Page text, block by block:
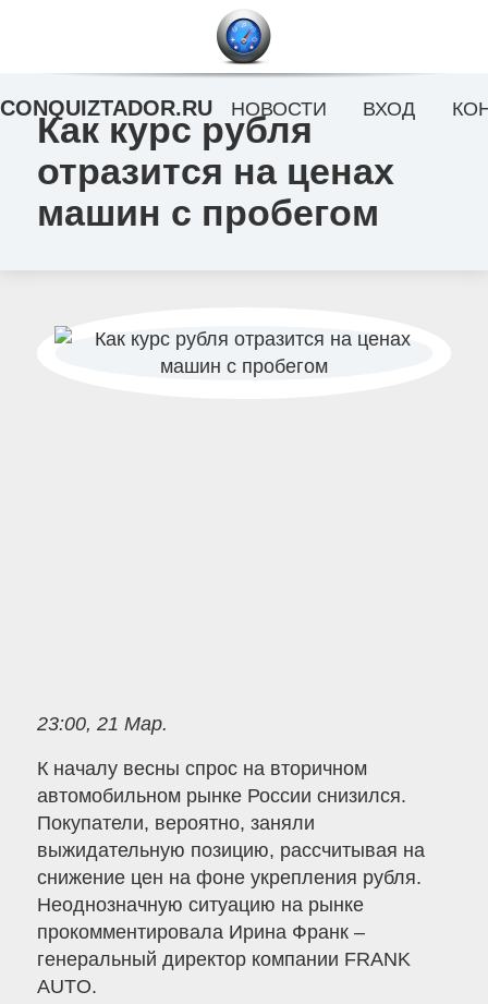
Как курс рубля
отразится на ценах
машин с пробегом
23:00, 21 Мар.
К началу весны спрос на вторичном
автомобильном рынке России снизился.
Покупатели, вероятно, заняли
выжидательную позицию, рассчитывая на
снижение цен на фоне укрепления рубля.
Неоднозначную ситуацию на рынке
прокомментировала Ирина Франк –
генеральный директор компании FRANK
AUTO.
CONQUIZTADOR.RU НОВОСТИ ВХОД